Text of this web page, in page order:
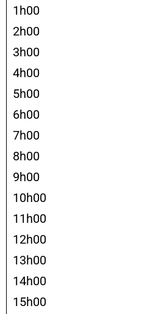
1h00
2h00
3h00
4h00
5h00
6h00
7h00
8h00
9h00
10h00
11h00
12h00
13h00
14h00
15h00